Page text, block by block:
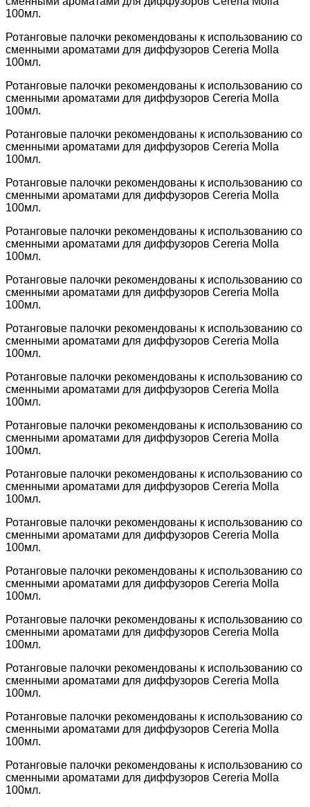
100мл.
Ротанговые палочки рекомендованы к использованию со
сменными ароматами для диффузоров Cereria Molla
100мл.
Ротанговые палочки рекомендованы к использованию со
сменными ароматами для диффузоров Cereria Molla
100мл.
Ротанговые палочки рекомендованы к использованию со
сменными ароматами для диффузоров Cereria Molla
100мл.
Ротанговые палочки рекомендованы к использованию со
сменными ароматами для диффузоров Cereria Molla
100мл.
Ротанговые палочки рекомендованы к использованию со
сменными ароматами для диффузоров Cereria Molla
100мл.
Ротанговые палочки рекомендованы к использованию со
сменными ароматами для диффузоров Cereria Molla
100мл.
Ротанговые палочки рекомендованы к использованию со
сменными ароматами для диффузоров Cereria Molla
100мл.
Ротанговые палочки рекомендованы к использованию со
сменными ароматами для диффузоров Cereria Molla
100мл.
Ротанговые палочки рекомендованы к использованию со
сменными ароматами для диффузоров Cereria Molla
100мл.
Ротанговые палочки рекомендованы к использованию со
сменными ароматами для диффузоров Cereria Molla
100мл.
Ротанговые палочки рекомендованы к использованию со
сменными ароматами для диффузоров Cereria Molla
100мл.
Ротанговые палочки рекомендованы к использованию со
сменными ароматами для диффузоров Cereria Molla
100мл.
Ротанговые палочки рекомендованы к использованию со
сменными ароматами для диффузоров Cereria Molla
100мл.
Ротанговые палочки рекомендованы к использованию со
сменными ароматами для диффузоров Cereria Molla
100мл.
Ротанговые палочки рекомендованы к использованию со
сменными ароматами для диффузоров Cereria Molla
100мл.
Ротанговые палочки рекомендованы к использованию со
сменными ароматами для диффузоров Cereria Molla
100мл.